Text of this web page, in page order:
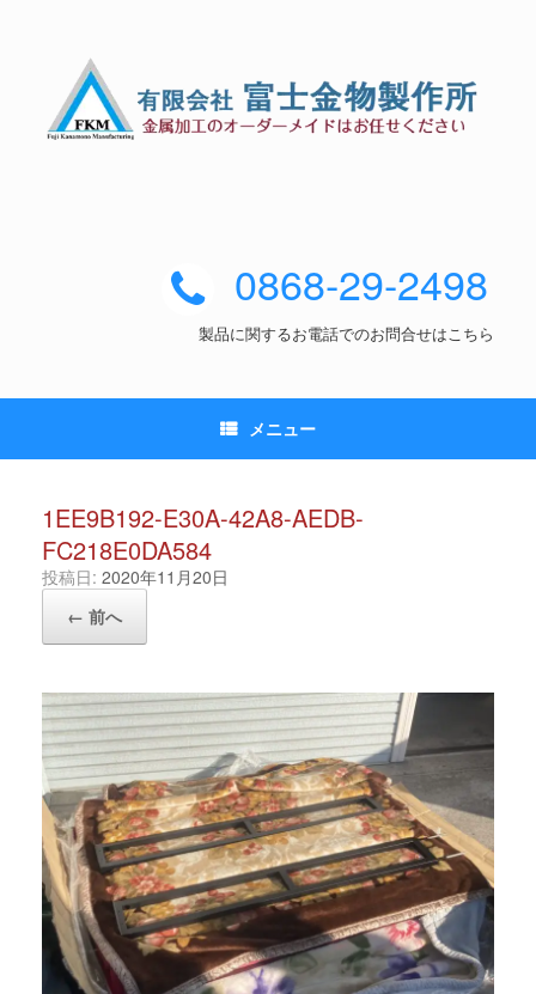
0868-29-2498
製品に関するお電話でのお問合せはこちら
メニュー
1EE9B192-E30A-42A8-AEDB-
FC218E0DA584
投稿日: 2020年11月20日
← 前へ